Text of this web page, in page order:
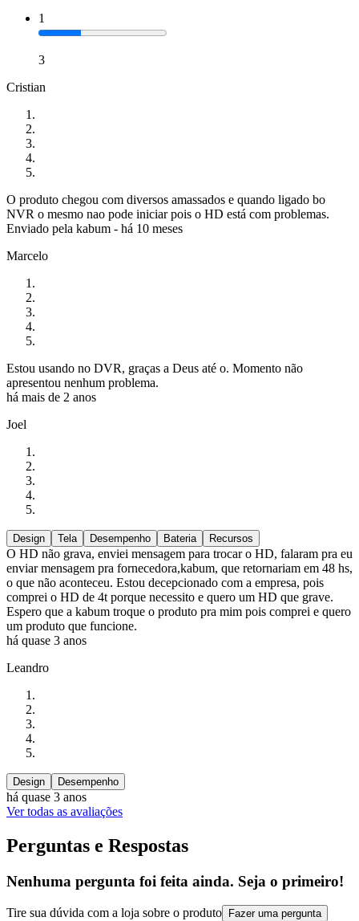
1
3
Cristian
O produto chegou com diversos amassados e quando ligado bo
NVR o mesmo nao pode iniciar pois o HD está com problemas.
Enviado pela kabum - há 10 meses
Marcelo
Estou usando no DVR, graças a Deus até o. Momento não
apresentou nenhum problema.
há mais de 2 anos
Joel
Design Tela Desempenho Bateria Recursos
O HD não grava, enviei mensagem para trocar o HD, falaram pra eu
enviar mensagem pra fornecedora,kabum, que retornariam em 48 hs,
o que não aconteceu. Estou decepcionado com a empresa, pois
comprei o HD de 4t porque necessito e quero um HD que grave.
Espero que a kabum troque o produto pra mim pois comprei e quero
um produto que funcione.
há quase 3 anos
Leandro
Design Desempenho
há quase 3 anos
Ver todas as avaliações
Perguntas e Respostas
Nenhuma pergunta foi feita ainda. Seja o primeiro!
Tire sua dúvida com a loja sobre o produto Fazer uma pergunta